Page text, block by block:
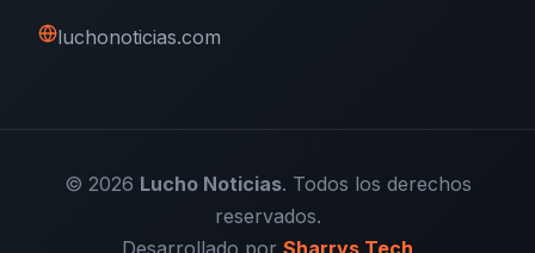
luchonoticias.com
© 2026 Lucho Noticias. Todos los derechos
reservados.
Desarrollado por Sharrys Tech